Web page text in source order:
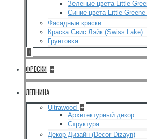
Зеленые цвета Little
Синие цвета Little
Фасадные краски
Краска Свис Лэйк (Swiss Lake)
Грунтовка
+
ФРЕСКИ +
ЛЕПНИНА
Ultrawood +
Архитектурный декор
Структура
Декор Дизайн (Decor Dizayn)